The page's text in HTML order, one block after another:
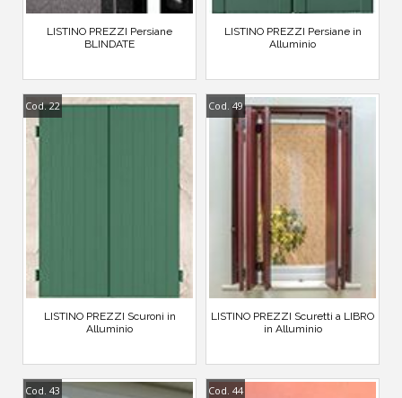
LISTINO PREZZI Persiane
BLINDATE
LISTINO PREZZI Persiane in
Alluminio
Cod. 22
LISTINO PREZZI Scuroni in
Alluminio
Cod. 49
LISTINO PREZZI Scuretti a LIBRO
in Alluminio
Cod. 43 Cod. 44